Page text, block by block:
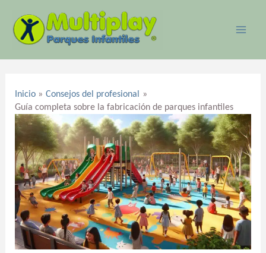
contenido
Inicio
Consejos del profesional
Guía completa sobre la fabricación de parques infantiles
entradas